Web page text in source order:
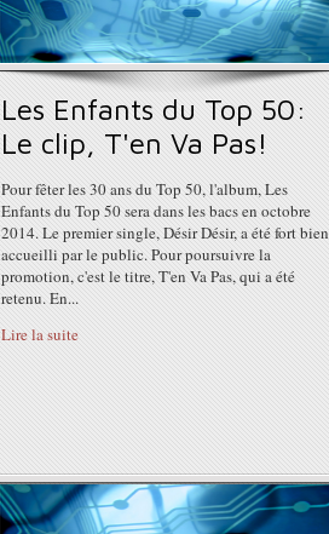
Les Enfants du Top 50:
Le clip, T'en Va Pas!
Pour fêter les 30 ans du Top 50, l'album, Les
Enfants du Top 50 sera dans les bacs en octobre
2014. Le premier single, Désir Désir, a été fort bien
accueilli par le public. Pour poursuivre la
promotion, c'est le titre, T'en Va Pas, qui a été
retenu. En...
Lire la suite